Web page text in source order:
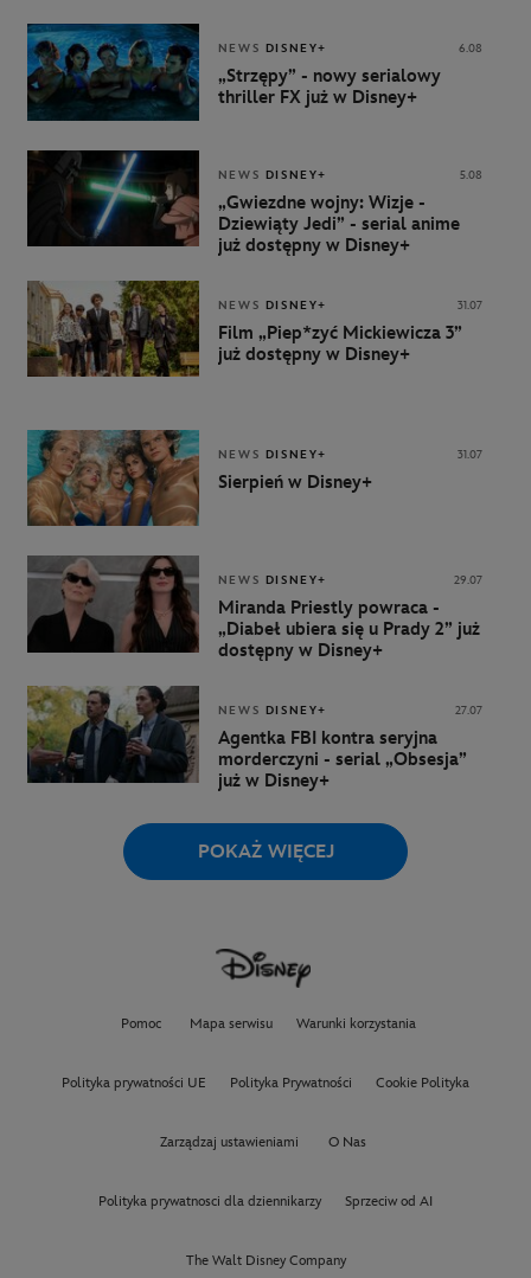
NEWS DISNEY+ 6.08
„Strzępy” - nowy serialowy
thriller FX już w Disney+
NEWS DISNEY+ 5.08
„Gwiezdne wojny: Wizje -
Dziewiąty Jedi” - serial anime
już dostępny w Disney+
NEWS DISNEY+ 31.07
Film „Piep*zyć Mickiewicza 3”
już dostępny w Disney+
NEWS DISNEY+ 31.07
Sierpień w Disney+
NEWS DISNEY+ 29.07
Miranda Priestly powraca -
„Diabeł ubiera się u Prady 2” już
dostępny w Disney+
NEWS DISNEY+ 27.07
Agentka FBI kontra seryjna
morderczyni - serial „Obsesja”
już w Disney+
POKAŻ WIĘCEJ
Pomoc Mapa serwisu Warunki korzystania
Polityka prywatności UE Polityka Prywatności Cookie Polityka
Zarządzaj ustawieniami O Nas
Polityka prywatnosci dla dziennikarzy Sprzeciw od AI
The Walt Disney Company